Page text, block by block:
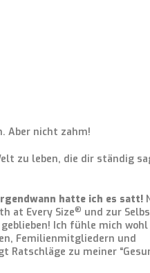
Aber nicht zahm!
zu leben, die dir ständig
hatte ich es satt!
at Every Size® und zur
Ich fühle mich wohl
Femilienmitgliedern und
Ratschläge zu meiner